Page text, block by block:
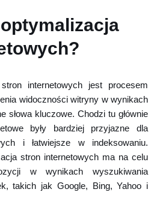
internetowych jest procesem
widoczności witryny w wynikach
słowa kluczowe. Chodzi tu głównie
były bardziej przyjazne dla
i łatwiejsze w indeksowaniu.
stron internetowych ma na celu
w wynikach wyszukiwania
takich jak Google, Bing, Yahoo i